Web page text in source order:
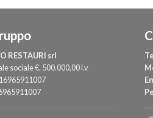
RESTAURI srl
sociale €. 500.000,00 i.v